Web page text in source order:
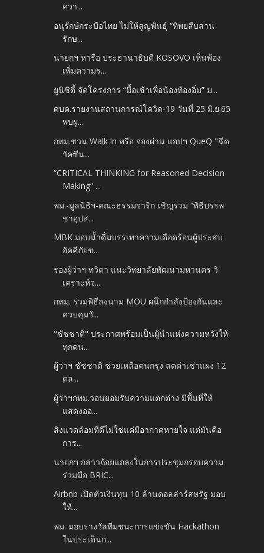
ควา...
อนุรักษ์กระบือไทย ไม่ให้สูญพันธุ์ “ทิพยสืบสาน
รักษ...
นายกฯ หารือ ประธานาธิบดี KOSOVO เห็นพ้อง
เพิ่มความร...
ยูนิซิตี้ จัดโครงการ “มื้อเช้าเพื่อน้องท้องอิ่ม” ม...
ศบค.รายงานสถานการณ์โควิด-19 วันที่ 25 มิ.ย.65
พบผู...
กทม.ชวน Walk in หรือ จองผ่าน แอปฯ QueQ "ฉีด
วัคซีน...
“CRITICAL THINKING for Reasoned Decision
Making” ...
พม.-มูลนิธิฯ-คณะธรรมจาริก เชิญร่วม “พิธีบรรพ
ชาอุปส...
MBK มอบน้ำดื่มบรรเทาความเดือดร้อนผู้ประสบ
อัคคีภัยช...
รองผู้ว่าฯ ทวิดา แนะวิทยาลัยพัฒนามหานคร วิ
เคราะห์จ...
กทม. ร่วมพิธีลงนาม MOU ผนึกกำลังป้องกันและ
ควบคุมวั...
"ชัชชาติ" ประกาศพร้อมเป็นผู้นำแห่งความหวังให้
ทุกคน...
ผู้ว่าฯ ชัชชาติ ช่วยเหลือคนกรุง ลดค่าเช่าแผง 12
ตล...
ผู้ว่าฯกทม.วอนยอมรับความแตกต่าง มีพื้นที่ให้
แสดงออ...
สิ่งแวดล้อมที่ดีไม่ใช่แค่มีอากาศหายใจ แต่มันคือ
การ...
นายกฯ กล่าวถ้อยแถลงในการประชุมกรอบความ
ร่วมมือ BRIC...
Airbnb เปิดตัวเงินทุน 10 ล้านดอลล่าร์สหรัฐ มอบ
ให้...
พม. มอบรางวัลทีมชนะการแข่งขัน Hackathon
ในประเด็นก...